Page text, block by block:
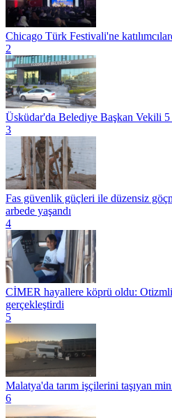
Chicago Türk Festivali'ne
2
Üsküdar'da Belediye Başkan Vekili 5
3
Fas güvenlik güçleri ile düzensiz
arbede yaşandı
4
CİMER hayallere köprü oldu:
gerçekleştirdi
5
Malatya'da tarım işçilerini taşıyan
6